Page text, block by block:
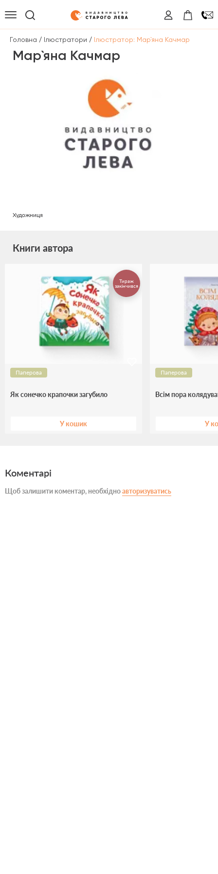
Головна / Ілюстратори / Ілюстратор: Мар`яна Качмар
Мар`яна Качмар
Художниця
Книги автора
Тираж
закінчився
Паперова
Як сонечко крапочки загубило
У кошик
Паперова
Всім пора
У
Коментарі
Щоб залишити коментар, необхідноавторизуватись